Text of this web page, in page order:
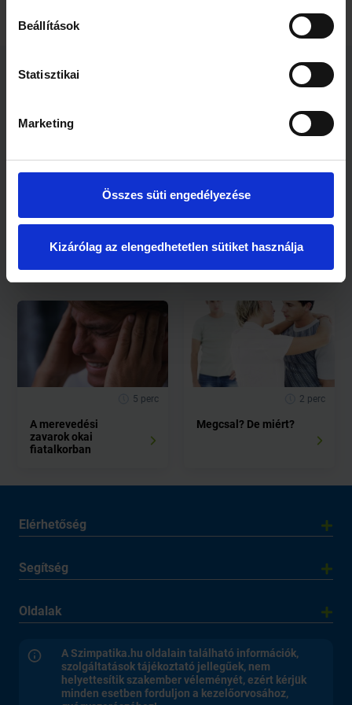
Beállítások
Statisztikai
Marketing
Összes süti engedélyezése
Kizárólag az elengedhetetlen sütiket használja
1 perc
A félrelépés tíz biztos
3 perc
Flört, a szerelem
5 perc
A merevedési
zavarok okai
fiatalkorban
2 perc
Megcsal? De miért?
Elérhetőség
Segítség
Oldalak
A Szimpatika.hu oldalain található információk,
szolgáltatások tájékoztató jellegűek, nem
helyettesítik szakember véleményét, ezért kérjük
minden esetben forduljon a kezelőorvosához,